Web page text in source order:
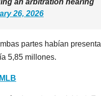
26, 2026
partes habían
5,85 millones.